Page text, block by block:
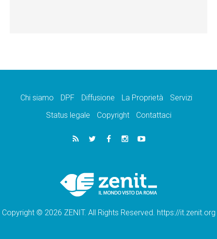
Chi siamo DPF Diffusione La Proprietà
Servizi
Status legale
Copyright Contattaci
Copyright © 2026 ZENIT. All Rights Reserved. https://it.zenit.org